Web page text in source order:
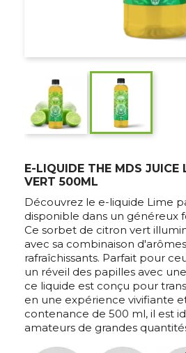
E-LIQUIDE THE MDS JUICE
VERT 500ML
Découvrez le e-liquide Lime
disponible dans un généreux
Ce sorbet de citron vert
avec sa combinaison
rafraîchissants. Parfait pour
un réveil des papilles avec
ce liquide est conçu pour
en une expérience vivifiante
contenance de 500 ml, il est
amateurs de grandes